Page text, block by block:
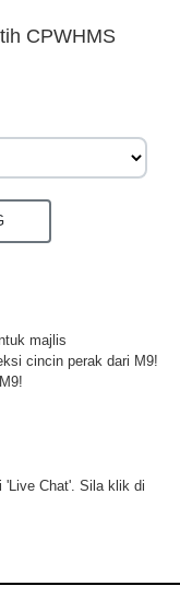
CPWHMS
majlis
cincin perak dari M9!
'Live Chat'. Sila klik di